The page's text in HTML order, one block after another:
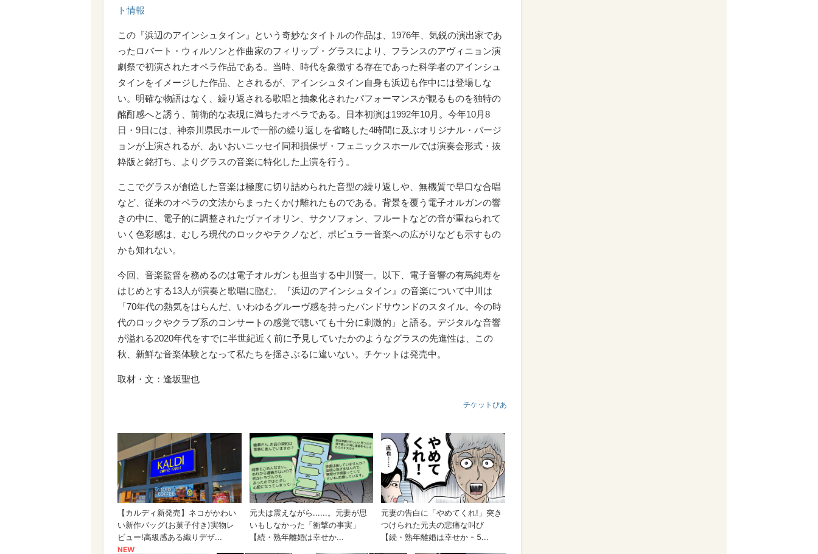
ト情報
この『浜辺のアインシュタイン』という奇妙なタイトルの作品は、1976年、気鋭の演出家であ
ったロバート・ウィルソンと作曲家のフィリップ・グラスにより、フランスのアヴィニョン演
劇祭で初演されたオペラ作品である。当時、時代を象徴する存在であった科学者のアインシュ
タインをイメージした作品、とされるが、アインシュタイン自身も浜辺も作中には登場しな
い。明確な物語はなく、繰り返される歌唱と抽象化されたパフォーマンスが観るものを独特の
酩酊感へと誘う、前衛的な表現に満ちたオペラである。日本初演は1992年10月。今年10月8
日・9日には、神奈川県民ホールで一部の繰り返しを省略した4時間に及ぶオリジナル・バージ
ョンが上演されるが、あいおいニッセイ同和損保ザ・フェニックスホールでは演奏会形式・抜
粋版と銘打ち、よりグラスの音楽に特化した上演を行う。
ここでグラスが創造した音楽は極度に切り詰められた音型の繰り返しや、無機質で早口な合唱
など、従来のオペラの文法からまったくかけ離れたものである。背景を覆う電子オルガンの響
きの中に、電子的に調整されたヴァイオリン、サクソフォン、フルートなどの音が重ねられて
いく色彩感は、むしろ現代のロックやテクノなど、ポピュラー音楽への広がりなども示すもの
かも知れない。
今回、音楽監督を務めるのは電子オルガンも担当する中川賢一。以下、電子音響の有馬純寿を
はじめとする13人が演奏と歌唱に臨む。『浜辺のアインシュタイン』の音楽について中川は
「70年代の熱気をはらんだ、いわゆるグルーヴ感を持ったバンドサウンドのスタイル。今の時
代のロックやクラブ系のコンサートの感覚で聴いても十分に刺激的」と語る。デジタルな音響
が溢れる2020年代をすでに半世紀近く前に予見していたかのようなグラスの先進性は、この
秋、新鮮な音楽体験となって私たちを揺さぶるに違いない。チケットは発売中。
取材・文：逢坂聖也
チケットぴあ